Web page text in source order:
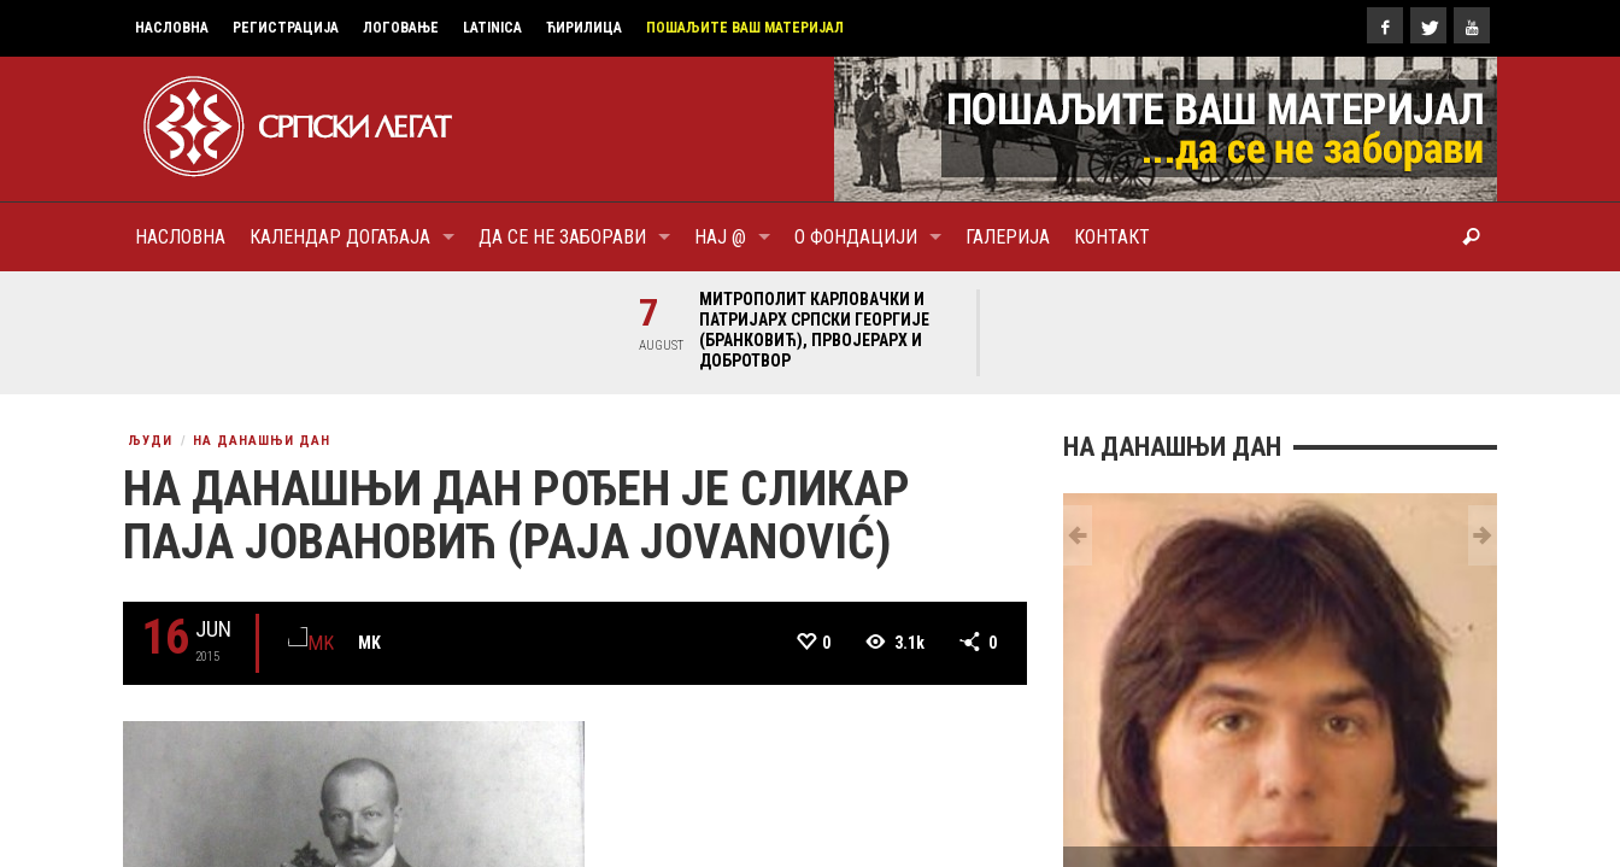
НАСЛОВНА РЕГИСТРАЦИЈА ЛОГОВАЊЕ LATINICA ЋИРИЛИЦА ПОШАЉИТЕ ВАШ МАТЕРИЈАЛ
НАСЛОВНА КАЛЕНДАР ДОГАЂАЈА ДА СЕ НЕ ЗАБОРАВИ НАЈ @ О ФОНДАЦИЈИ ГАЛЕРИЈА КОНТАКТ
7
AUGUST
МИТРОПОЛИТ КАРЛОВАЧКИ И
ПАТРИЈАРХ СРПСКИ ГЕОРГИЈЕ
(БРАНКОВИЋ), ПРВОЈЕРАРХ И
ДОБРОТВОР
ЉУДИ НА ДАНАШЊИ ДАН
НА ДАНАШЊИ ДАН РОЂЕН ЈЕ СЛИКАР
ПАЈА ЈОВАНОВИЋ (PAJA JOVANOVIĆ)
16 JUN
2015
MK 0 3.1k 0
НА ДАНАШЊИ ДАН
РОЂЕН ЈЕ ГЛУМАЦ МИЛУТИН МИЋА ТАТИЋ